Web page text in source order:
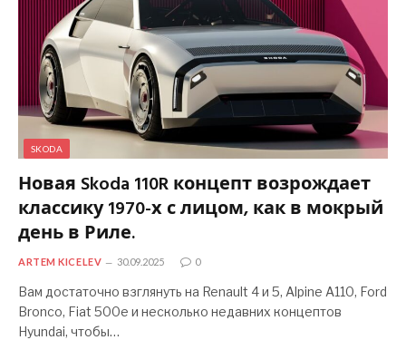
SKODA
Новая Skoda 110R концепт возрождает
классику 1970-х с лицом, как в мокрый
день в Риле.
ARTEM KICELEV 30.09.2025 0
Вам достаточно взглянуть на Renault 4 и 5, Alpine A110, Ford
Bronco, Fiat 500e и несколько недавних концептов
Hyundai, чтобы…